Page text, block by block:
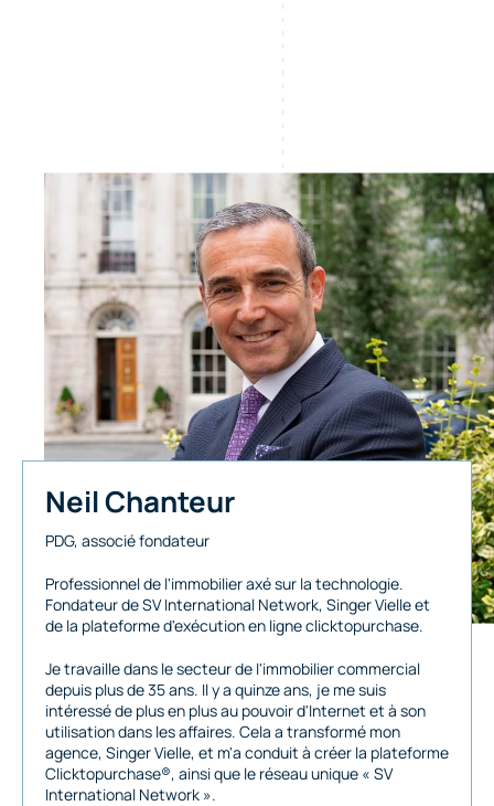
Neil Chanteur
PDG, associé fondateur
Professionnel de l'immobilier axé sur la technologie.
Fondateur de SV International Network, Singer Vielle et
de la plateforme d'exécution en ligne clicktopurchase.
Je travaille dans le secteur de l'immobilier commercial
depuis plus de 35 ans. Il y a quinze ans, je me suis
intéressé de plus en plus au pouvoir d'Internet et à son
utilisation dans les affaires. Cela a transformé mon
agence, Singer Vielle, et m'a conduit à créer la plateforme
Clicktopurchase®, ainsi que le réseau unique « SV
International Network ».